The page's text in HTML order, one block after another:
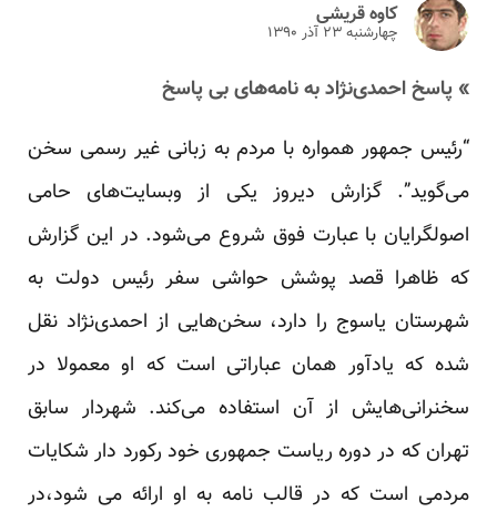
کاوه قریشی
چهارشنبه ۲۳ آذر ۱۳۹۰
» پاسخ احمدی‌نژاد به نامه‌های بی پاسخ
“رئیس جمهور همواره با مردم به زبانی غیر رسمی سخن
می‌گوید”. گزارش دیروز یکی از وبسایت‌های حامی
اصولگرایان با عبارت فوق شروع می‌شود. در این گزارش
که ظاهرا قصد پوشش حواشی سفر رئیس دولت به
شهرستان یاسوج را دارد، سخن‌هایی از احمدی‌نژاد نقل
شده که یادآور‌‌ همان عباراتی است که او معمولا در
سخنرانی‌هایش از آن استفاده می‌کند. شهردار سابق
تهران که در دوره ریاست جمهوری خود رکورد دار شکایات
مردمی است که در قالب نامه به او ارائه می شود،در